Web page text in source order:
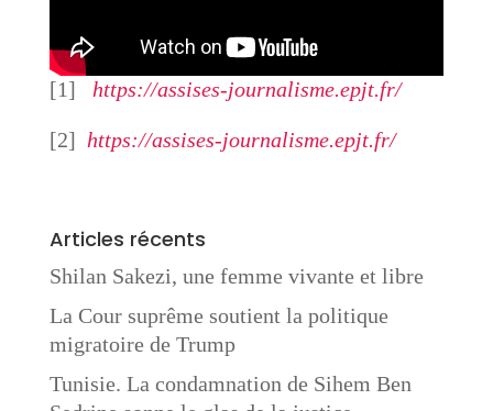
[1] https://assises-journalisme.epjt.fr/
[2] https://assises-journalisme.epjt.fr/
Articles récents
Shilan Sakezi, une femme vivante et libre
La Cour suprême soutient la politique
migratoire de Trump
Tunisie. La condamnation de Sihem Ben